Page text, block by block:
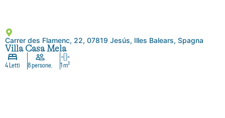
Carrer des Flamenc, 22, 07819 Jesús, Illes Balears, Spagna
Villa Casa Mela
4 Letti 8 persone. 1 m²